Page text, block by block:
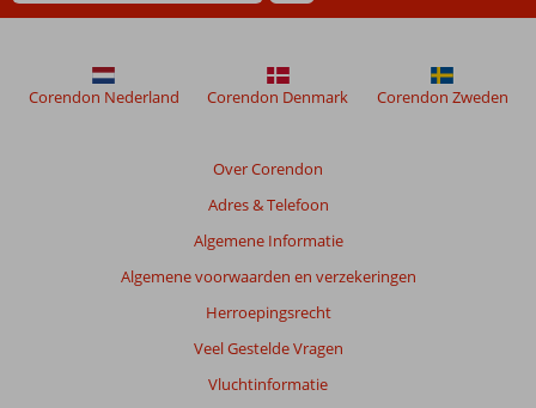
Over Corendon
Adres & Telefoon
Algemene Informatie
Algemene voorwaarden en verzekeringen
Herroepingsrecht
Veel Gestelde Vragen
Vluchtinformatie
Corendon Nederland Corendon Denmark Corendon Zweden